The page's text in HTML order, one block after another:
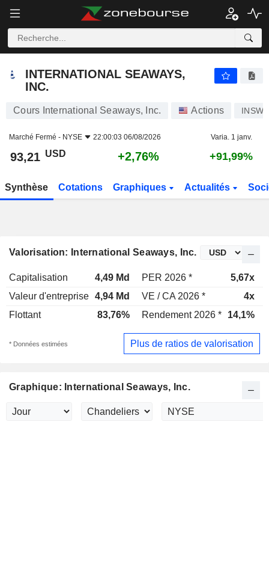
INTERNATIONAL SEAWAYS,
INC.
Cours International Seaways, Inc. Actions INSW
Marché Fermé - NYSE 22:00:03 06/08/2026 Varia. 1 janv.
93,21 USD +2,76% +91,99%
Synthèse Cotations Graphiques Actualités
Valorisation: International Seaways, Inc.
Capitalisation 4,49 Md PER 2026 * 5,67x
Valeur d'entreprise 4,94 Md VE / CA 2026 * 4x
Flottant
83,76% Rendement 2026 * 14,1%
* Données estimées Plus de ratios de valorisation
Graphique: International Seaways, Inc.